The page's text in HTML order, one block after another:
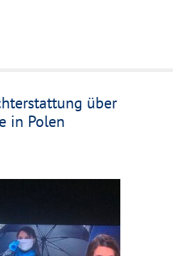
über
in Polen